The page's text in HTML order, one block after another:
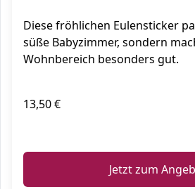
Diese fröhlichen Eulensticker
süße Babyzimmer, sondern
Wohnbereich besonders gut.
13,50 €
Jetzt zum